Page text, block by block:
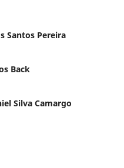
Santos Pereira
Back
Silva Camargo